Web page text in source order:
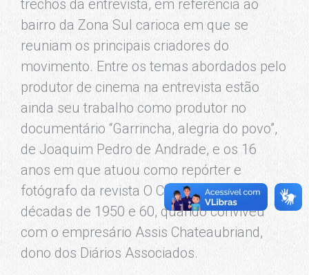
trechos da entrevista, em referência ao
bairro da Zona Sul carioca em que se
reuniam os principais criadores do
movimento. Entre os temas abordados pelo
produtor de cinema na entrevista estão
ainda seu trabalho como produtor no
documentário “Garrincha, alegria do povo”,
de Joaquim Pedro de Andrade, e os 16
anos em que atuou como repórter e
fotógrafo da revista O Cruzeiro, nas
décadas de 1950 e 60, quando conviveu
com o empresário Assis Chateaubriand,
dono dos Diários Associados.